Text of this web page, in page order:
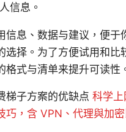
信息。
信息、数据与建议，便于
选择。为了方便试用和比
格式与清单来提升可读性
梯子方案的优缺点 科学上
巧，含 VPN、代理與加